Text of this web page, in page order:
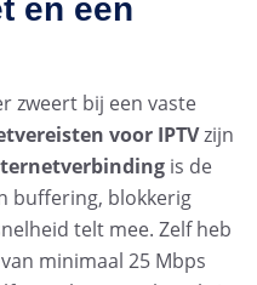
en een
zweert bij een vaste
voor IPTVzijn
is de
buffering, blokkerig
telt mee. Zelf heb
minimaal 25 Mbps